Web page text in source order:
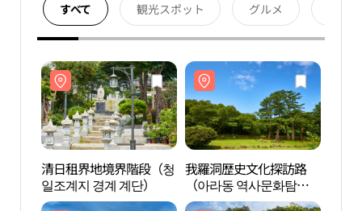
すべて 観光スポット グルメ
清日租界地境界階段（청
일조계지 경계 계단）
我羅洞歴史文化探訪路
（아라동 역사문화탐방
로）